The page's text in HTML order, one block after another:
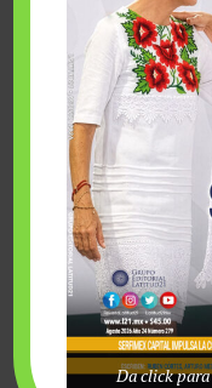
Fairmont Mayakoba y
esfuerzos para hacer
Da click para